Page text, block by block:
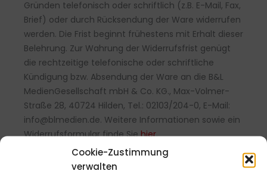
Cookie-Zustimmung
verwalten
Gründen telefonisch oder schriftlich (z.B. E-Mail, Fax,
Brief) oder durch Rücksendung der Ware widerrufen
werden. Die Frist beginnt frühestens mit Erhalt dieser
Belehrung. Zur Wahrung der Widerrufsfrist genügt
die rechtzeitige telefonische oder schriftliche
Kündigung bzw. Absendung der Ware an die B&L
MedienGesellschaft mbH & Co. KG., Max-Volmer-
Straße 28, 40724 Hilden, Tel.: 02103/204-0, E-Mail:
info@blmedien.de. Weitere Informationen sowie ein
Widerrufsformular finde Siehier.